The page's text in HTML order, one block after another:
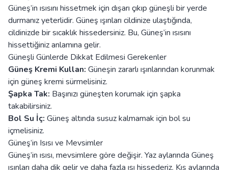
Güneş’in ısısını hissetmek için dışarı çıkıp güneşli bir yerde
durmanız yeterlidir. Güneş ışınları cildinize ulaştığında,
cildinizde bir sıcaklık hissedersiniz. Bu, Güneş’in ısısını
hissettiğiniz anlamına gelir.
Güneşli Günlerde Dikkat Edilmesi Gerekenler
Güneş Kremi Kullan: Güneşin zararlı ışınlarından korunmak
için güneş kremi sürmelisiniz.
Şapka Tak: Başınızı güneşten korumak için şapka
takabilirsiniz.
Bol Su İç: Güneş altında susuz kalmamak için bol su
içmelisiniz.
Güneş’in Isısı ve Mevsimler
Güneş’in ısısı, mevsimlere göre değişir. Yaz aylarında Güneş
ışınları daha dik gelir ve daha fazla ısı hissederiz. Kış aylarında